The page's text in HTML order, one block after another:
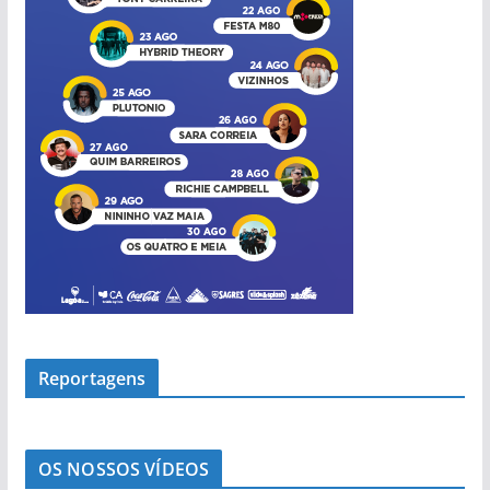
Reportagens
OS NOSSOS VÍDEOS